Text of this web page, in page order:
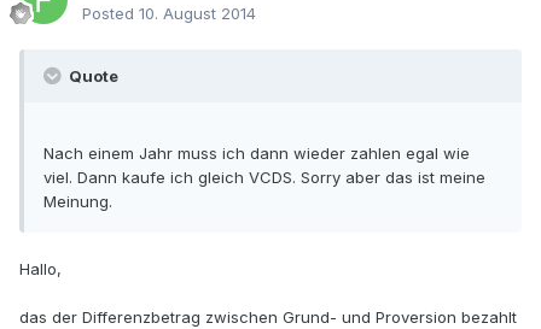
Posted 10. August 2014
Quote
Nach einem Jahr muss ich dann wieder zahlen egal wie
viel. Dann kaufe ich gleich VCDS. Sorry aber das ist meine
Meinung.
Hallo,
das der Differenzbetrag zwischen Grund- und Proversion bezahlt